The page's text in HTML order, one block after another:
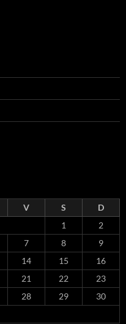
V S
D
1
2
7 8
9
14 15
16
21 22
23
28 29
30